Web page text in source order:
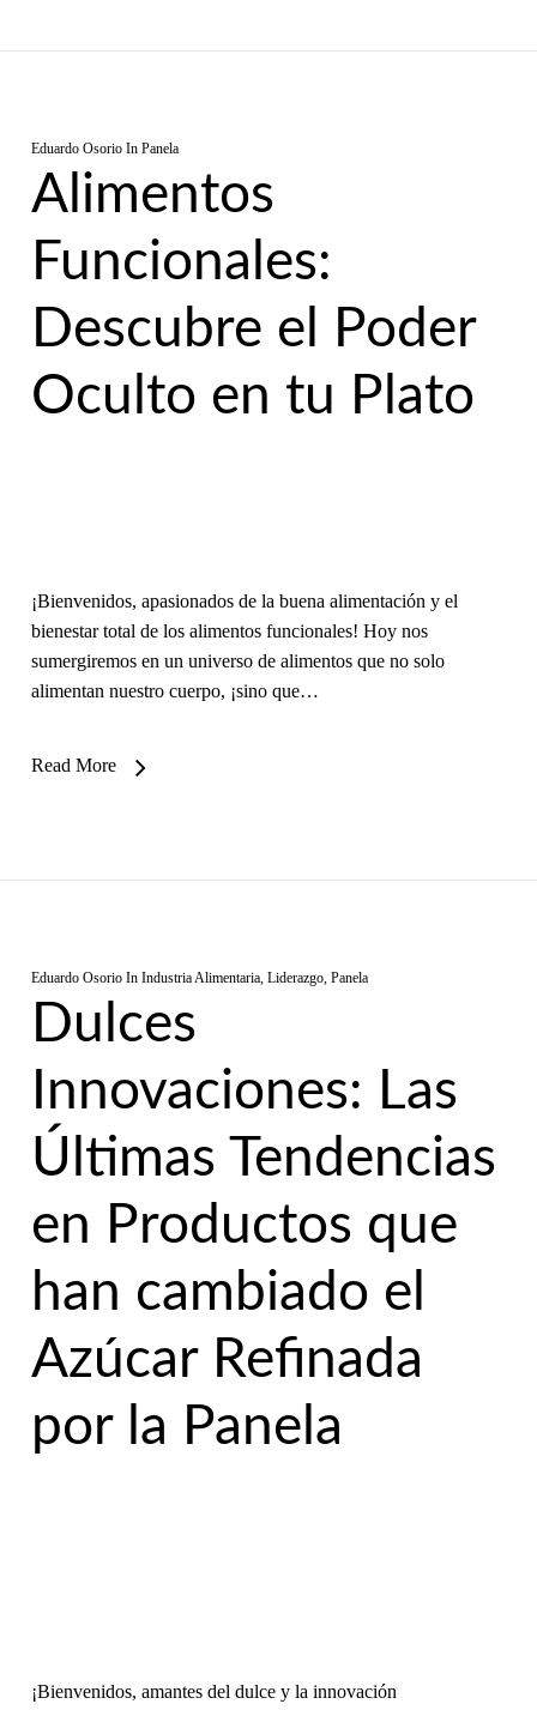
Eduardo Osorio In Panela
Alimentos
Funcionales:
Descubre el Poder
Oculto en tu Plato
¡Bienvenidos, apasionados de la buena alimentación y el
bienestar total de los alimentos funcionales! Hoy nos
sumergiremos en un universo de alimentos que no solo
alimentan nuestro cuerpo, ¡sino que…
Read More
Eduardo Osorio In Industria Alimentaria, Liderazgo, Panela
Dulces
Innovaciones: Las
Últimas Tendencias
en Productos que
han cambiado el
Azúcar Refinada
por la Panela
¡Bienvenidos, amantes del dulce y la innovación